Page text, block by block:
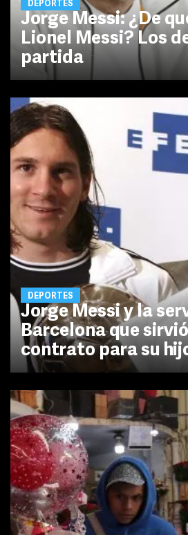
DEPORTES
Jorge Messi: ¿De
Lionel Messi? Los
partida
DEPORTES
Jorge Messi y la
Barcelona que
contrato para su